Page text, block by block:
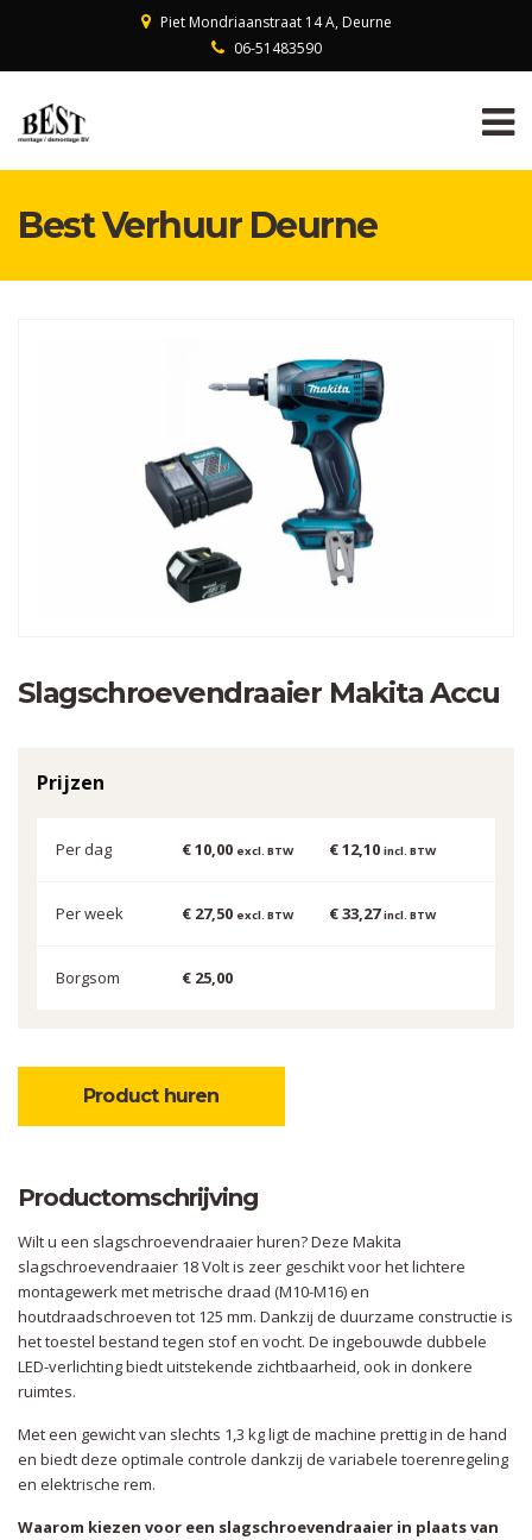
Piet Mondriaanstraat 14 A, Deurne
06-51483590
Best Verhuur Deurne
Slagschroevendraaier Makita Accu
Prijzen
Per dag € 10,00 excl. BTW € 12,10incl. BTW
Per week € 27,50 excl. BTW € 33,27incl. BTW
Borgsom € 25,00
Product huren
Productomschrijving
Wilt u een slagschroevendraaier huren? Deze Makita
slagschroevendraaier 18 Volt is zeer geschikt voor het lichtere
montagewerk met metrische draad (M10-M16) en
houtdraadschroeven tot 125 mm. Dankzij de duurzame constructie is
het toestel bestand tegen stof en vocht. De ingebouwde dubbele
LED-verlichting biedt uitstekende zichtbaarheid, ook in donkere
ruimtes.
Met een gewicht van slechts 1,3 kg ligt de machine prettig in de hand
en biedt deze optimale controle dankzij de variabele toerenregeling
en elektrische rem.
Waarom kiezen voor een slagschroevendraaier in plaats van